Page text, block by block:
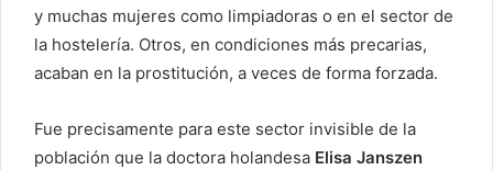
y muchas mujeres como limpiadoras o en el sector de
la hostelería. Otros, en condiciones más precarias,
acaban en la prostitución, a veces de forma forzada.
Fue precisamente para este sector invisible de la
población que la doctora holandesa Elisa Janszen